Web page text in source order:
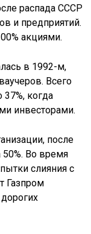
распада СССР
и предприятий.
акциями.
в 1992-м,
Всего
37%, когда
инвесторами.
после
50%. Во время
слияния с
Газпром